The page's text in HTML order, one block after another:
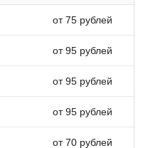
от 75 рублей
от 95 рублей
от 95 рублей
от 95 рублей
от 70 рублей